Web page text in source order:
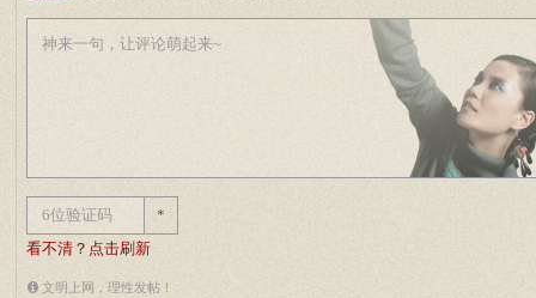
*
看不清？点击刷新
文明上网，理性发帖！